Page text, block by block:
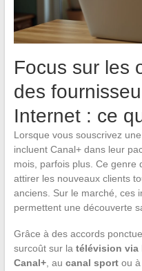
Focus sur les
des
Internet : ce
Lorsque vous souscrivez une
incluent Canal+ dans leur
mois, parfois plus. Ce genre
attirer les nouveaux clients
anciens. Sur le marché, ces
permettent une découverte
Grâce à des accords
surcoût sur la télévision via
Canal+, au canal sportou à